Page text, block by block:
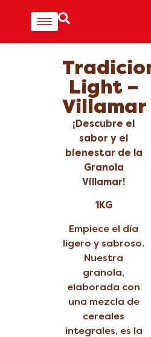
Light –
Villamar
¡Descubre el
sabor y el
bienestar de la
Granola
Villamar!
1KG
Empiece el día
ligero y sabroso.
Nuestra
granola,
elaborada con
una mezcla de
cereales
integrales, es la